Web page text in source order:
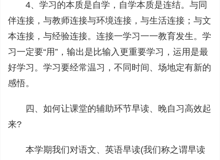
4、学习的本质是自学，自学本质是连结。与同
伴连接，与教师连接与环境连接，与生活连接；与文
本连接，与经验连接。连接一学习一一教育发生。学
习一定要“用”，输出是比输入更重要学习，运用是最
好学习。学习要经常温习，不同时间、场地定有新的
感悟。
四、如何让课堂的辅助环节早读、晚自习高效起
来?
本学期我们对语文、英语早读(我们称之谓早读